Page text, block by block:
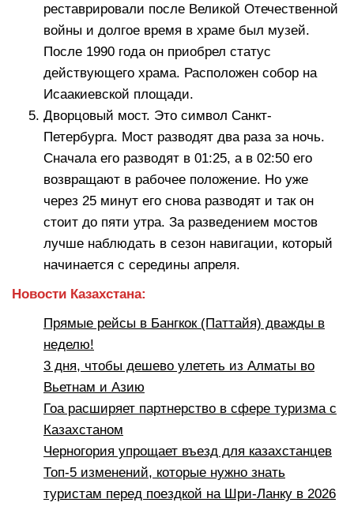
реставрировали после Великой Отечественной
войны и долгое время в храме был музей.
После 1990 года он приобрел статус
действующего храма. Расположен собор на
Исаакиевской площади.
Дворцовый мост. Это символ Санкт-
Петербурга. Мост разводят два раза за ночь.
Сначала его разводят в 01:25, а в 02:50 его
возвращают в рабочее положение. Но уже
через 25 минут его снова разводят и так он
стоит до пяти утра. За разведением мостов
лучше наблюдать в сезон навигации, который
начинается с середины апреля.
Новости Казахстана:
Прямые рейсы в Бангкок (Паттайя) дважды в
неделю!
3 дня, чтобы дешево улететь из Алматы во
Вьетнам и Азию
Гоа расширяет партнерство в сфере туризма с
Казахстаном
Черногория упрощает въезд для казахстанцев
Топ-5 изменений, которые нужно знать
туристам перед поездкой на Шри-Ланку в 2026